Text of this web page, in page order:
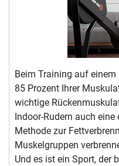
Beim Training auf einem
85 Prozent Ihrer
wichtige
Indoor-Rudern auch
Methode zur
Muskelgruppen
Und es ist ein Sport, der